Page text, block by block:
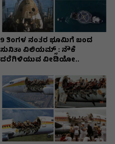
9 ತಿಂಗಳ ನಂತರ ಭೂಮಿಗೆ ಬಂದ
ಸುನಿತಾ ವಿಲಿಯಮ್ಸ್ : ನೌಕೆ
ದರೆಗಿಳಿಯುವ ವೀಡಿಯೋ..